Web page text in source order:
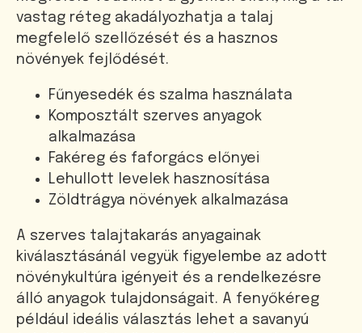
vastag réteg akadályozhatja a talaj
megfelelő szellőzését és a hasznos
növények fejlődését.
Fűnyesedék és szalma használata
Komposztált szerves anyagok
alkalmazása
Fakéreg és faforgács előnyei
Lehullott levelek hasznosítása
Zöldtrágya növények alkalmazása
A szerves talajtakarás anyagainak
kiválasztásánál vegyük figyelembe az adott
növénykultúra igényeit és a rendelkezésre
álló anyagok tulajdonságait. A fenyőkéreg
például ideális választás lehet a savanyú